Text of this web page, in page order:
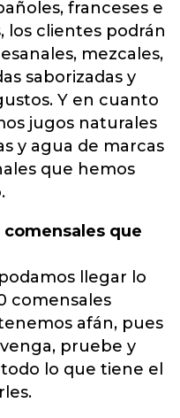
franceses e
los clientes podrán
mezcales,
saborizadas y
Y en cuanto
jugos naturales
y agua de marcas
que hemos
que
llegar lo
comensales
afán, pues
pruebe y
lo que tiene el